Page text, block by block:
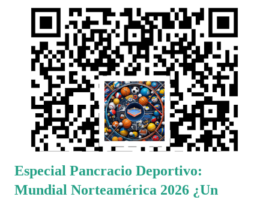
Especial Pancracio Deportivo:
Mundial Norteamérica 2026 ¿Un